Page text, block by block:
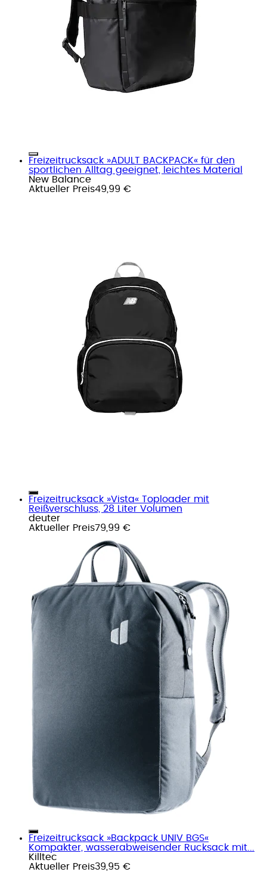
Freizeitrucksack »ADULT BACKPACK« für den
sportlichen Alltag geeignet, leichtes Material
New Balance
Aktueller Preis49,99 €
Freizeitrucksack »Vista« Toploader mit
Reißverschluss, 28 Liter Volumen
deuter
Aktueller Preis79,99 €
Freizeitrucksack »Backpack UNIV BGS«
Kompakter, wasserabweisender Rucksack mit...
Killtec
Aktueller Preis39,95 €